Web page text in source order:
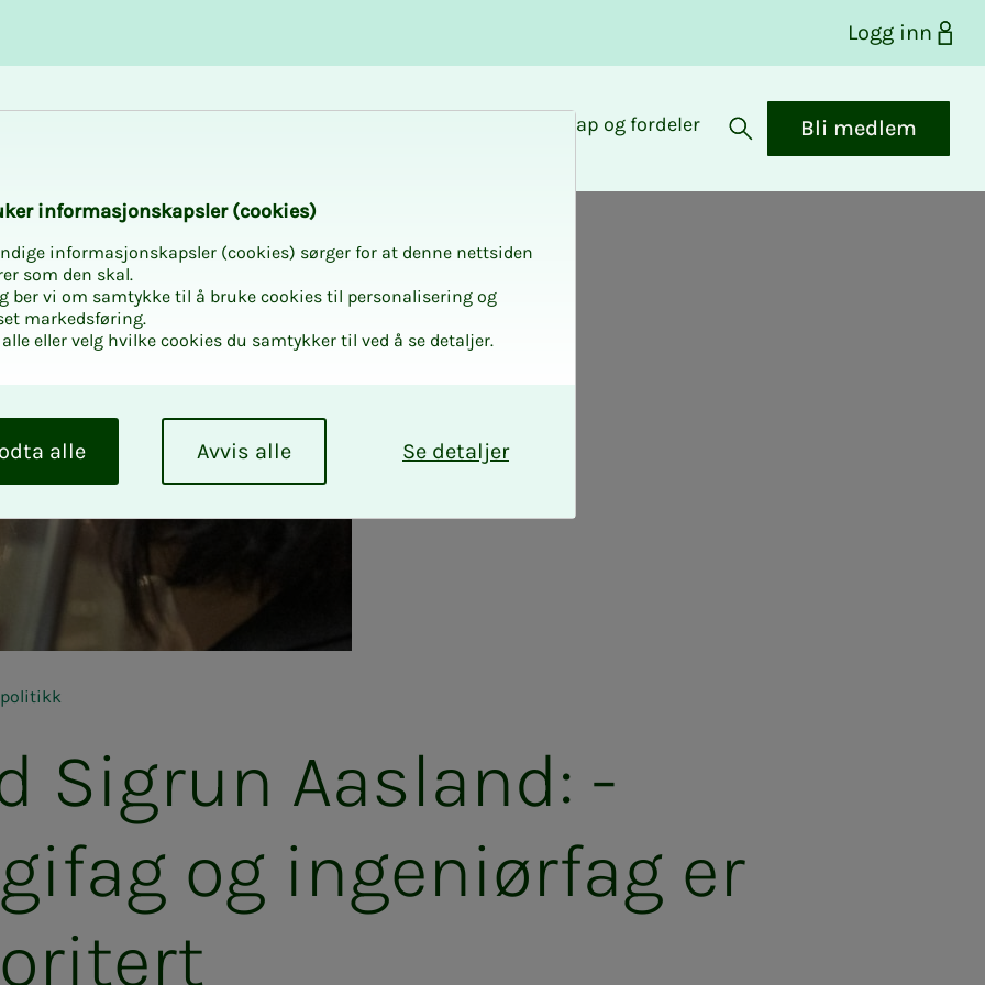
Logg inn
Medlemskap og fordeler
Åpne søk
Bli medlem
Si­­­grun Aas­land: -
og in­­­ge­­­ni­ør­­­fag er
in­­­for­­­ma­­­sjons­­­kaps­­­­­ler (cookies)
informasjonskapsler (cookies) sørger for at denne nettsiden
som den skal.
ber vi om samtykke til å bruke cookies til personalisering og
markedsføring.
eller velg hvilke cookies du samtykker til ved å se detaljer.
Se detaljer
Avvis alle
alle